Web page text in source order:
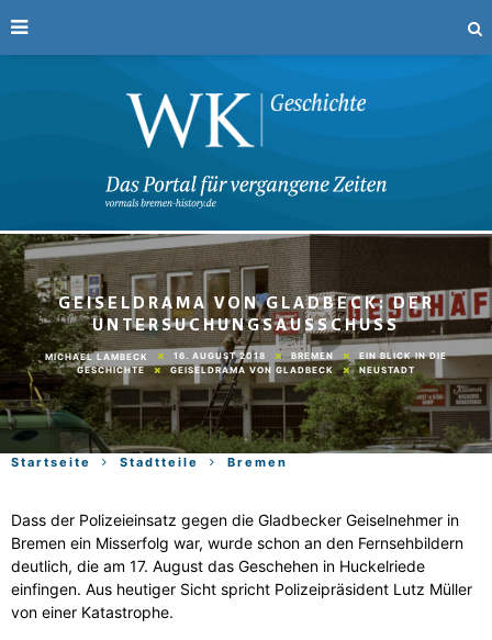
GEISELDRAMA VON GLADBECK: DER
UNTERSUCHUNGSAUSSCHUSS
MICHAEL LAMBECK 16. AUGUST 2018 BREMEN
EIN BLICK IN DIE
GESCHICHTE
GEISELDRAMA VON GLADBECK NEUSTADT
Startseite Stadtteile Bremen
Dass der Polizeieinsatz gegen die Gladbecker Geiselnehmer in
Bremen ein Misserfolg war, wurde schon an den Fernsehbildern
deutlich, die am 17. August das Geschehen in Huckelriede
einfingen. Aus heutiger Sicht spricht Polizeipräsident Lutz Müller
von einer Katastrophe.